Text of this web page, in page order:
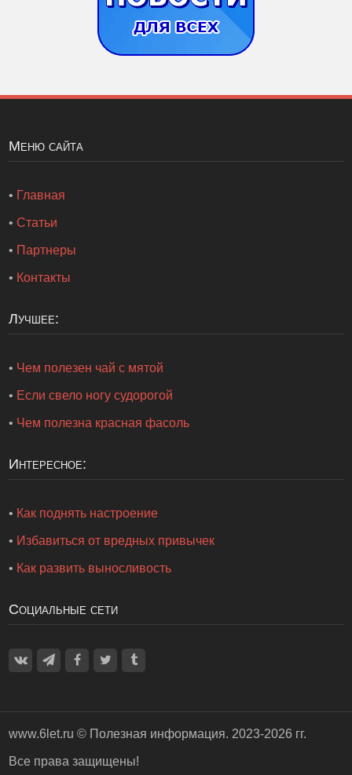
Меню сайта
• Главная
•Статьи
• Партнеры
• Контакты
Лучшее:
• Чем полезен чай с мятой
• Если свело ногу судорогой
• Чем полезна красная фасоль
Интересное:
• Как поднять настроение
• Избавиться от вредных привычек
• Как развить выносливость
Социальные сети
www.6let.ru © Полезная информация. 2023-2026 гг.
Все права защищены!